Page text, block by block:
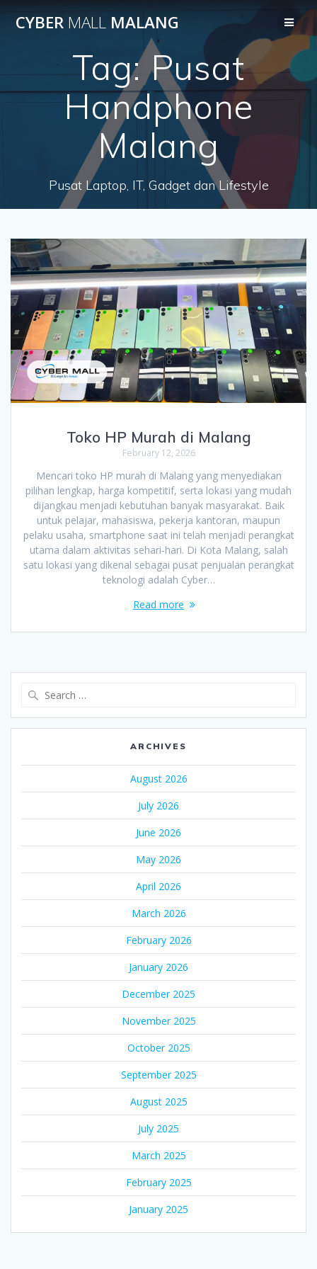
to
content
CYBER MALL MALANG
Tag:Pusat
Handphone
Malang
Pusat Laptop, IT, Gadget dan Lifestyle
Toko HP Murah di Malang
February 12, 2026
Mencari toko HP murah di Malang yang menyediakan
pilihan lengkap, harga kompetitif, serta lokasi yang mudah
dijangkau menjadi kebutuhan banyak masyarakat. Baik
untuk pelajar, mahasiswa, pekerja kantoran, maupun
pelaku usaha, smartphone saat ini telah menjadi perangkat
utama dalam aktivitas sehari-hari. Di Kota Malang, salah
satu lokasi yang dikenal sebagai pusat penjualan perangkat
teknologi adalah Cyber…
Read more
ARCHIVES
August 2026
July 2026
June 2026
May 2026
April 2026
March 2026
February 2026
January 2026
December 2025
November 2025
October 2025
September 2025
August 2025
July 2025
March 2025
February 2025
January 2025